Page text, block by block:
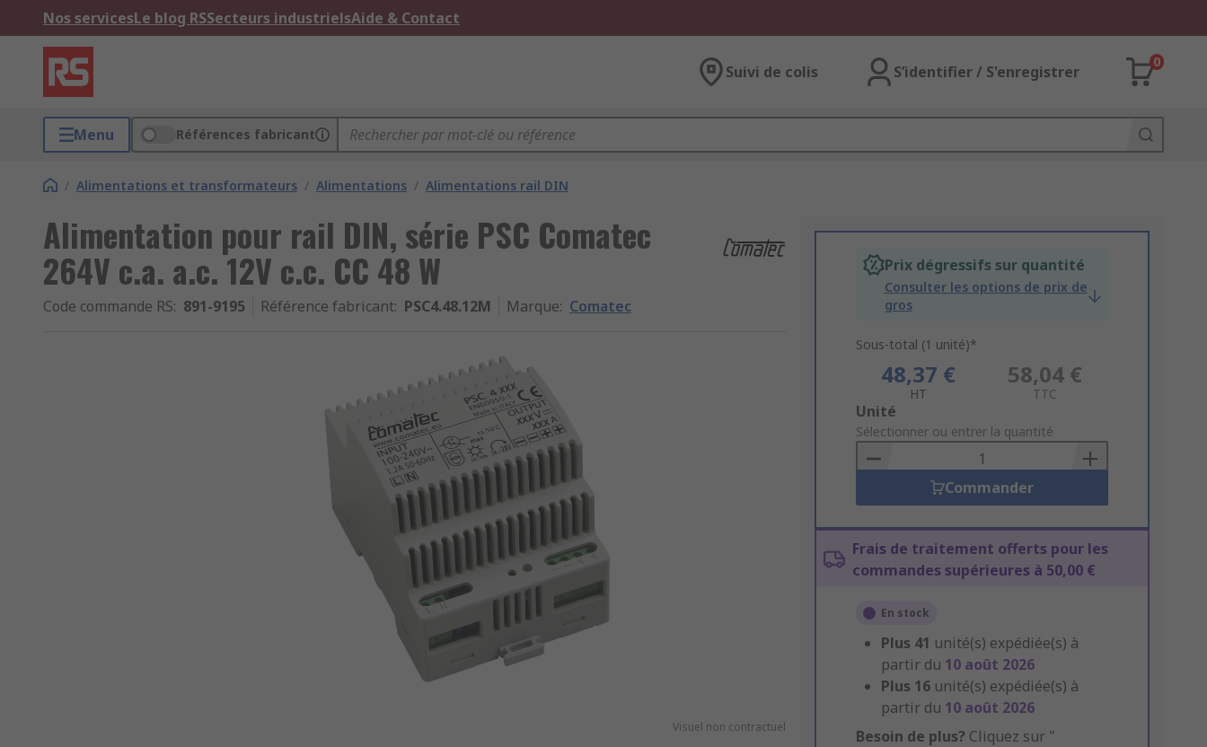
Nos servicesLe blog RSSecteurs industrielsAide & Contact
Suivi de colis S’identifier / S'enregistrer
0
Menu Références fabricant
/ Alimentations et transformateurs / Alimentations / Alimentations rail DIN
Alimentation pour rail DIN, série PSC Comatec
264V c.a. a.c. 12V c.c. CC 48 W
Code commande RS: 891-9195 Référence fabricant: PSC4.48.12M Marque: Comatec
Visuel non contractuel
Prix dégressifs sur quantité
Consulter les options de prix de
gros
Sous-total (1 unité)*
48,37 €
HT
58,04 €
TTC
Add
to
Basket
Unité
Sélectionner ou entrer la quantité
Commander
Frais de traitement offerts pour les
commandes supérieures à 50,00 €
En stock
Plus 41 unité(s) expédiée(s) à
partir du 10 août 2026
Plus 16 unité(s) expédiée(s) à
partir du 10 août 2026
Besoin de plus? Cliquez sur "